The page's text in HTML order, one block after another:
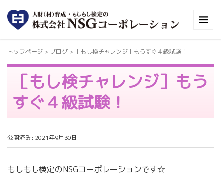
トップページ > ブログ > ［もし検チャレンジ］もうすぐ４級試験！
［もし検チャレンジ］もう
すぐ４級試験！
公開済み: 2021年9月30日
もしもし検定のNSGコーポレーションです☆